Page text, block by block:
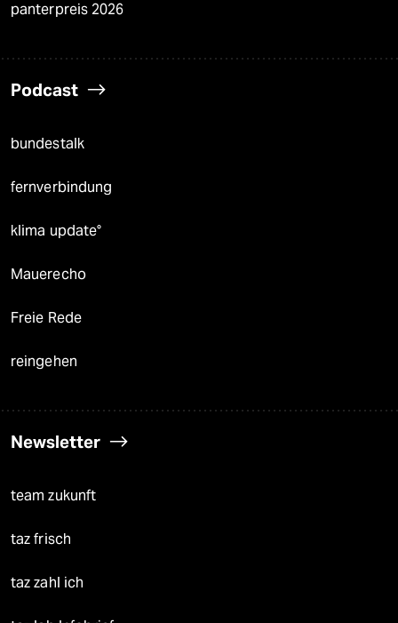
panterpreis 2026
Podcast
bundestalk
fernverbindung
klima update°
Mauerecho
Freie Rede
reingehen
Newsletter
team zukunft
taz frisch
taz zahl ich